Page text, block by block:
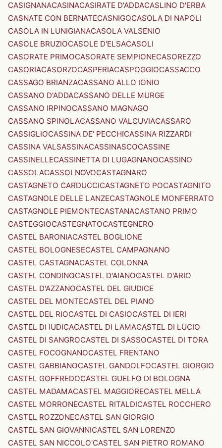
CASIGNANACASINACASIRATE D'ADDACASLINO D'ERBA
CASNATE CON BERNATECASNIGOCASOLA DI NAPOLI
CASOLA IN LUNIGIANACASOLA VALSENIO
CASOLE BRUZIOCASOLE D'ELSACASOLI
CASORATE PRIMOCASORATE SEMPIONECASOREZZO
CASORIACASORZOCASPERIACASPOGGIOCASSACCO
CASSAGO BRIANZACASSANO ALLO IONIO
CASSANO D'ADDACASSANO DELLE MURGE
CASSANO IRPINOCASSANO MAGNAGO
CASSANO SPINOLACASSANO VALCUVIACASSARO
CASSIGLIOCASSINA DE' PECCHICASSINA RIZZARDI
CASSINA VALSASSINACASSINASCOCASSINE
CASSINELLECASSINETTA DI LUGAGNANOCASSINO
CASSOLACASSOLNOVOCASTAGNARO
CASTAGNETO CARDUCCICASTAGNETO POCASTAGNITO
CASTAGNOLE DELLE LANZECASTAGNOLE MONFERRATO
CASTAGNOLE PIEMONTECASTANACASTANO PRIMO
CASTEGGIOCASTEGNATOCASTEGNERO
CASTEL BARONIACASTEL BOGLIONE
CASTEL BOLOGNESECASTEL CAMPAGNANO
CASTEL CASTAGNACASTEL COLONNA
CASTEL CONDINOCASTEL D'AIANOCASTEL D'ARIO
CASTEL D'AZZANOCASTEL DEL GIUDICE
CASTEL DEL MONTECASTEL DEL PIANO
CASTEL DEL RIOCASTEL DI CASIOCASTEL DI IERI
CASTEL DI IUDICACASTEL DI LAMACASTEL DI LUCIO
CASTEL DI SANGROCASTEL DI SASSOCASTEL DI TORA
CASTEL FOCOGNANOCASTEL FRENTANO
CASTEL GABBIANOCASTEL GANDOLFOCASTEL GIORGIO
CASTEL GOFFREDOCASTEL GUELFO DI BOLOGNA
CASTEL MADAMACASTEL MAGGIORECASTEL MELLA
CASTEL MORRONECASTEL RITALDICASTEL ROCCHERO
CASTEL ROZZONECASTEL SAN GIORGIO
CASTEL SAN GIOVANNICASTEL SAN LORENZO
CASTEL SAN NICCOLO'CASTEL SAN PIETRO ROMANO